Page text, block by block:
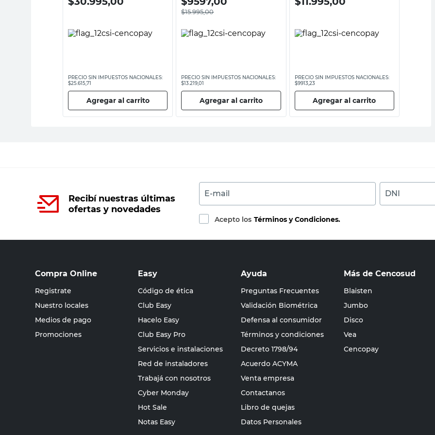
PRECIO SIN IMPUESTOS NACIONALES:
$25.615,71
Agregar al carrito
$15.995,00
PRECIO SIN IMPUESTOS NACIONALES:
$13.219,01
Agregar al carrito
PRECIO SIN IMPUESTOS NACIONALES:
$9913,23
Agregar al carrito
Recibí nuestras últimas
ofertas y novedades
E-mail DNI
Acepto los Términos y Condiciones.
Compra Online
Registrate
Nuestro locales
Medios de pago
Promociones
Easy
Código de ética
Club Easy
Hacelo Easy
Club Easy Pro
Servicios e instalaciones
Red de instaladores
Trabajá con nosotros
Cyber Monday
Hot Sale
Notas Easy
Ayuda
Preguntas Frecuentes
Validación Biométrica
Defensa al consumidor
Términos y condiciones
Decreto 1798/94
Acuerdo ACYMA
Venta empresa
Contactanos
Libro de quejas
Datos Personales
Más de Cencosud
Blaisten
Jumbo
Disco
Vea
Cencopay